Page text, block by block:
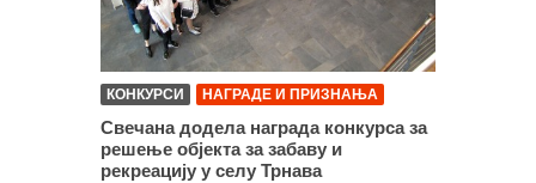
КОНКУРСИ НАГРАДЕ И ПРИЗНАЊА
Свечана додела награда конкурса за
решење објекта за забаву и
рекреацију у селу Трнава